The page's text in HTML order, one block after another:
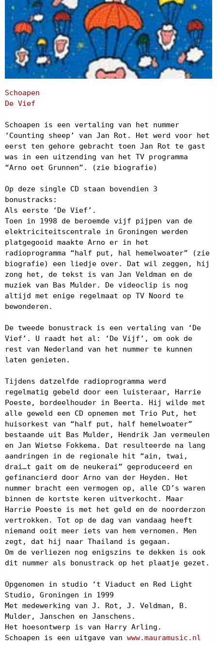
Schoapen
De Vief
Schoapen is een vertaling van het nummer
‘Counting sheep’ van Jan Rot. Het werd voor het
eerst ten gehore gebracht toen Jan Rot te gast
was in een uitzending van het TV programma
“Arno oet Grunnen”. (zie biografie)
Op deze single CD staan bovendien 3
bonustracks:
Als eerste ‘De Vief’.
Toen in 1998 de beroemde vijf pijpen van de
elektriciteitscentrale in Groningen werden
platgegooid maakte Arno er in het
radioprogramma “half put, hal hemelwoater” (zie
biografie) een liedje over. Dat wil zeggen, hij
zong het, de tekst is van Jan Veldman en de
muziek van Bas Mulder. De videoclip is nog
altijd met enige regelmaat op TV Noord te
bewonderen.
De tweede bonustrack is een vertaling van ‘De
Vief’. U raadt het al: ‘De Vijf’, om ook de
rest van Nederland van het nummer te kunnen
laten genieten.
Tijdens datzelfde radioprogramma werd
regelmatig gebeld door een luisteraar, Harrie
Poeste, bordeelhouder in Beerta. Hij wilde met
alle geweld een CD opnemen met Trio Put, het
huisorkest van “half put, half hemelwoater”
bestaande uit Bas Mulder, Hendrik Jan vermeulen
en Jan Wietse Fokkema. Dat resulteerde na lang
aandringen in de regionale hit “ain, twai,
drai…t gait om de neukerai” geproduceerd en
gefinancierd door Arno van der Heyden. Het
nummer bracht een vermogen op, alle CD’s waren
binnen de kortste keren uitverkocht. Maar
Harrie Poeste is met het geld en de noorderzon
vertrokken. Tot op de dag van vandaag heeft
niemand ooit meer iets van hem vernomen. Men
zegt, dat hij naar Thailand is gegaan.
Om de verliezen nog enigszins te dekken is ook
dit nummer als bonustrack op het plaatje gezet.
Opgenomen in studio ‘t Viaduct en Red Light
Studio, Groningen in 1999
Met medewerking van J. Rot, J. Veldman, B.
Mulder, Janschen en Janschens.
Het hoesontwerp is van Harry Arling.
Schoapen is een uitgave van www.mauramusic.nl